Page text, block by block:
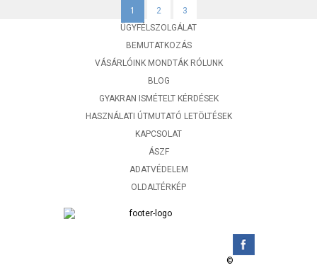
1 2
3
ÜGYFÉLSZOLGÁLAT
BEMUTATKOZÁS
VÁSÁRLÓINK MONDTÁK RÓLUNK
BLOG
GYAKRAN ISMÉTELT KÉRDÉSEK
HASZNÁLATI ÚTMUTATÓ LETÖLTÉSEK
KAPCSOLAT
ÁSZF
ADATVÉDELEM
OLDALTÉRKÉP
©